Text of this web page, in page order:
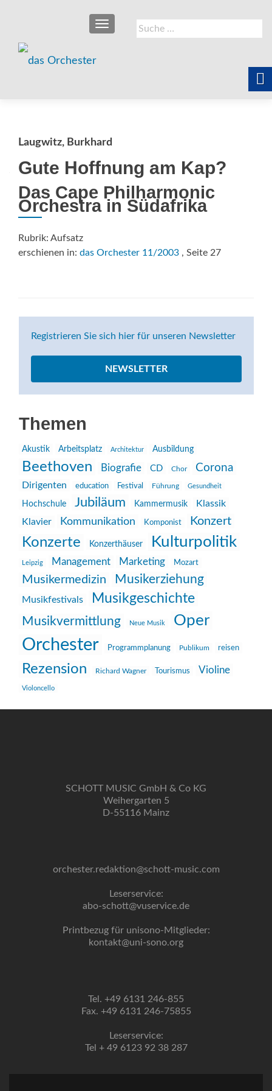
Suche
nach:
SCHALTE NAVIGATION
Laugwitz, Burkhard
Gute Hoffnung am Kap?
Das Cape Philharmonic
Orchestra in Südafrika
Rubrik: Aufsatz
erschienen in: das Orchester 11/2003 , Seite 27
Registrieren Sie sich hier für unseren Newsletter
NEWSLETTER
Themen
Akustik Arbeitsplatz Architektur Ausbildung
Beethoven Biografie CD Chor Corona
Dirigenten education Festival Führung Gesundheit
Hochschule Jubiläum Kammermusik
Klassik
Klavier
Kommunikation Komponist Konzert
Konzerte Konzerthäuser Kulturpolitik
Leipzig Management Marketing Mozart
Musikermedizin Musikerziehung
Musikfestivals Musikgeschichte
Musikvermittlung Neue Musik Oper
Orchester Programmplanung Publikum reisen
Rezension Richard Wagner Tourismus Violine
Violoncello
SCHOTT MUSIC GmbH & Co KG
Weihergarten 5
D-55116 Mainz
orchester.redaktion@schott-music.com
Leserservice:
abo-schott@vuservice.de
Printbezug für unisono-Mitglieder:
kontakt@uni-sono.org
Tel. +49 6131 246-855
Fax. +49 6131 246-75855
Leserservice:
Tel + 49 6123 92 38 287